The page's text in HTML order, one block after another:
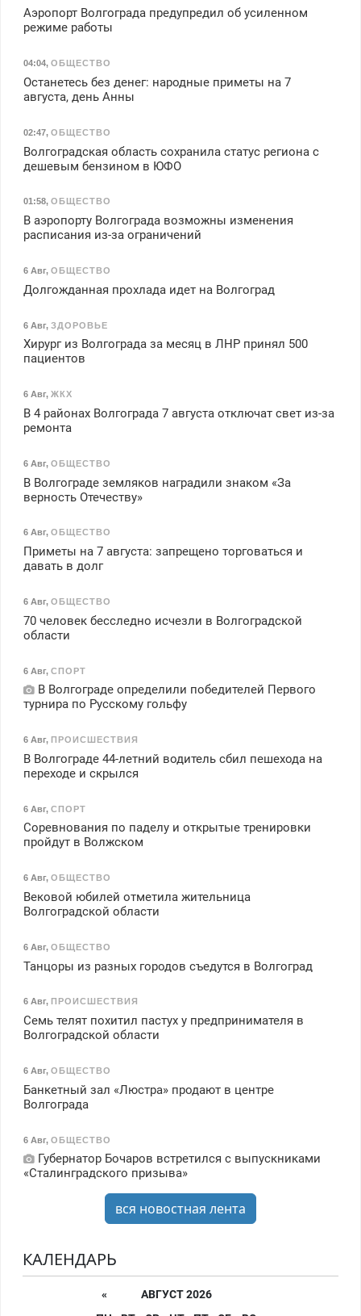
Аэропорт Волгограда предупредил об усиленном
режиме работы
04:04, ОБЩЕСТВО
Останетесь без денег: народные приметы на 7
августа, день Анны
02:47, ОБЩЕСТВО
Волгоградская область сохранила статус региона с
дешевым бензином в ЮФО
01:58, ОБЩЕСТВО
В аэропорту Волгограда возможны изменения
расписания из-за ограничений
6 Авг, ОБЩЕСТВО
Долгожданная прохлада идет на Волгоград
6 Авг, ЗДОРОВЬЕ
Хирург из Волгограда за месяц в ЛНР принял 500
пациентов
6 Авг, ЖКХ
В 4 районах Волгограда 7 августа отключат свет из-за
ремонта
6 Авг, ОБЩЕСТВО
В Волгограде земляков наградили знаком «За
верность Отечеству»
6 Авг, ОБЩЕСТВО
Приметы на 7 августа: запрещено торговаться и
давать в долг
6 Авг, ОБЩЕСТВО
70 человек бесследно исчезли в Волгоградской
области
6 Авг, СПОРТ
В Волгограде определили победителей Первого
турнира по Русскому гольфу
6 Авг, ПРОИСШЕСТВИЯ
В Волгограде 44-летний водитель сбил пешехода на
переходе и скрылся
6 Авг, СПОРТ
Соревнования по паделу и открытые тренировки
пройдут в Волжском
6 Авг, ОБЩЕСТВО
Вековой юбилей отметила жительница
Волгоградской области
6 Авг, ОБЩЕСТВО
Танцоры из разных городов съедутся в Волгоград
6 Авг, ПРОИСШЕСТВИЯ
Семь телят похитил пастух у предпринимателя в
Волгоградской области
6 Авг, ОБЩЕСТВО
Банкетный зал «Люстра» продают в центре
Волгограда
6 Авг, ОБЩЕСТВО
Губернатор Бочаров встретился с выпускниками
«Сталинградского призыва»
вся новостная лента
КАЛЕНДАРЬ
«
АВГУСТ 2026